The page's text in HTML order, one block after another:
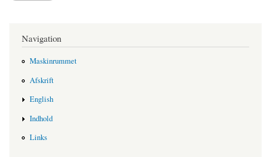
Navigation
Maskinrummet
Afskrift
English
Indhold
Links